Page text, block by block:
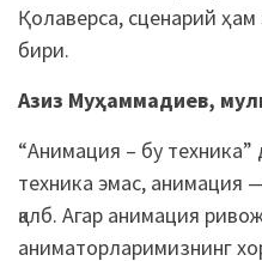
Қолаверса, сценарий
бири.
Азиз Муҳаммадиев,
“Анимация – бу
техника эмас,
қалб. Агар анимация
аниматорларимизнинг